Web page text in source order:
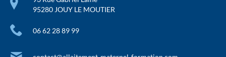
95280 JOUY LE MOUTIER
06 62 28 89 99